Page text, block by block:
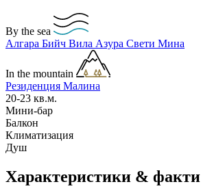
By the sea
Алгара Бийч Вила Азура Свети Мина
In the mountain
Резиденция Малина
20-23 кв.м.
Мини-бар
Балкон
Климатизация
Душ
Характеристики & факти